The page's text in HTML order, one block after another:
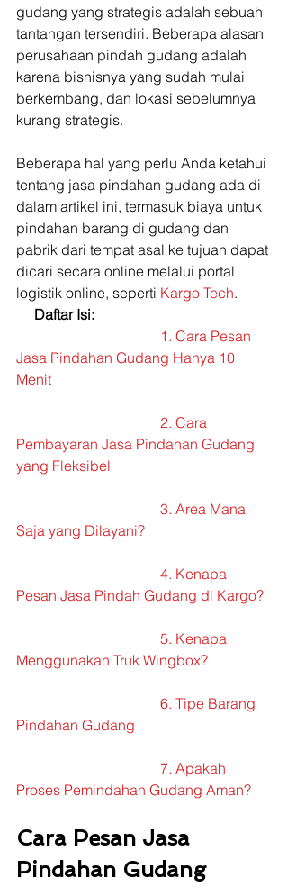
gudang yang strategis adalah sebuah
tantangan tersendiri. Beberapa alasan
perusahaan pindah gudang adalah
karena bisnisnya yang sudah mulai
berkembang, dan lokasi sebelumnya
kurang strategis.
Beberapa hal yang perlu Anda ketahui
tentang jasa pindahan gudang ada di
dalam artikel ini, termasuk biaya untuk
pindahan barang di gudang dan
pabrik dari tempat asal ke tujuan dapat
dicari secara online melalui portal
logistik online, seperti Kargo Tech.
Daftar Isi:
Jasa Pindahan Gudang Hanya 10
Menit
Pembayaran Jasa Pindahan Gudang
yang Fleksibel
Saja yang Dilayani?
Pesan Jasa Pindah Gudang di Kargo?
Menggunakan Truk Wingbox?
Pindahan Gudang
Proses Pemindahan Gudang Aman?
Cara Pesan Jasa
Pindahan Gudang